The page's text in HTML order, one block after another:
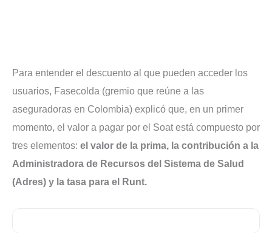
Para entender el descuento al que pueden acceder los
usuarios, Fasecolda (gremio que reúne a las
aseguradoras en Colombia) explicó que, en un primer
momento, el valor a pagar por el Soat está compuesto por
tres elementos: el valor de la prima, la contribución a la
Administradora de Recursos del Sistema de Salud
(Adres) y la tasa para el Runt.